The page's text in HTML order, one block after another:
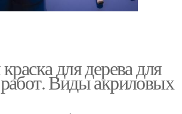
для дерева для
Виды акриловых